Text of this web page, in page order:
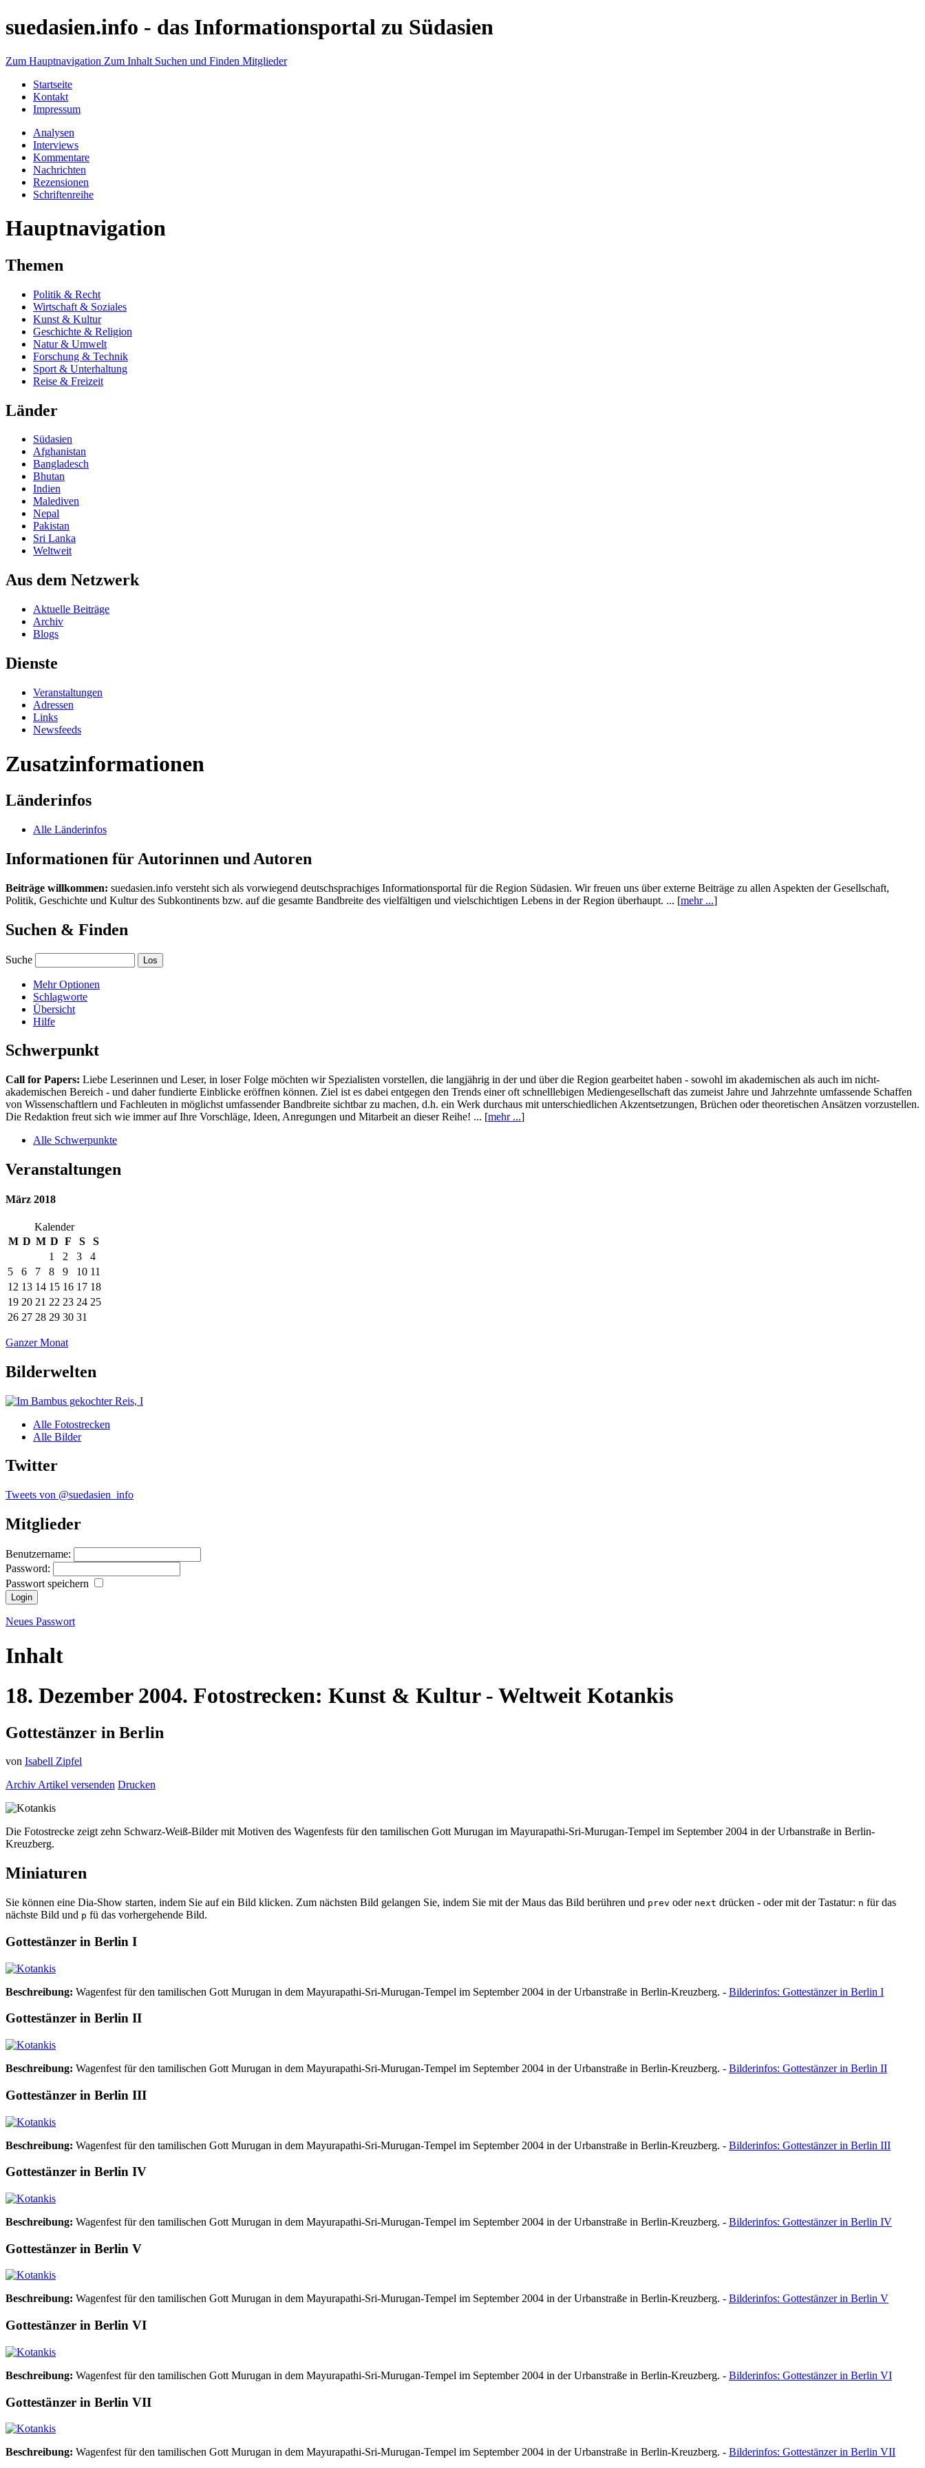
suedasien.info - das Informationsportal zu Südasien
Zum Hauptnavigation Zum Inhalt Suchen und Finden Mitglieder
Startseite
Kontakt
Impressum
Analysen
Interviews
Kommentare
Nachrichten
Rezensionen
Schriftenreihe
Hauptnavigation
Themen
Politik & Recht
Wirtschaft & Soziales
Kunst & Kultur
Geschichte & Religion
Natur & Umwelt
Forschung & Technik
Sport & Unterhaltung
Reise & Freizeit
Länder
Südasien
Afghanistan
Bangladesch
Bhutan
Indien
Malediven
Nepal
Pakistan
Sri Lanka
Weltweit
Aus dem Netzwerk
Aktuelle Beiträge
Archiv
Blogs
Dienste
Veranstaltungen
Adressen
Links
Newsfeeds
Zusatzinformationen
Länderinfos
Alle Länderinfos
Informationen für Autorinnen und Autoren
Beiträge willkommen: suedasien.info versteht sich als vorwiegend deutschsprachiges Informationsportal für die Region Südasien. Wir freuen uns über externe Beiträge zu allen Aspekten der Gesellschaft,
Politik, Geschichte und Kultur des Subkontinents bzw. auf die gesamte Bandbreite des vielfältigen und vielschichtigen Lebens in der Region überhaupt. ... [mehr ...]
Suchen & Finden
Suche
Mehr Optionen
Schlagworte
Übersicht
Hilfe
Schwerpunkt
Call for Papers: Liebe Leserinnen und Leser, in loser Folge möchten wir Spezialisten vorstellen, die langjährig in der und über die Region gearbeitet haben - sowohl im akademischen als auch im nicht-
akademischen Bereich - und daher fundierte Einblicke eröffnen können. Ziel ist es dabei entgegen den Trends einer oft schnelllebigen Mediengesellschaft das zumeist Jahre und Jahrzehnte umfassende Schaffen
von Wissenschaftlern und Fachleuten in möglichst umfassender Bandbreite sichtbar zu machen, d.h. ein Werk durchaus mit unterschiedlichen Akzentsetzungen, Brüchen oder theoretischen Ansätzen vorzustellen.
Die Redaktion freut sich wie immer auf Ihre Vorschläge, Ideen, Anregungen und Mitarbeit an dieser Reihe! ... [mehr ...]
Alle Schwerpunkte
Veranstaltungen
März 2018
Kalender
M D M D F S
S
1
2 3
4
5
6 7 8 9 10 11
12 13 14 15 16 17 18
19 20 21 22 23 24 25
26 27 28 29 30 31
Ganzer Monat
Bilderwelten
Alle Fotostrecken
Alle Bilder
Twitter
Tweets von @suedasien_info
Mitglieder
Benutzername:
Password:
Passwort speichern
Neues Passwort
Inhalt
18. Dezember 2004. Fotostrecken: Kunst & Kultur - Weltweit Kotankis
Gottestänzer in Berlin
von Isabell Zipfel
ArchivArtikel versenden Drucken
Die Fotostrecke zeigt zehn Schwarz-Weiß-Bilder mit Motiven des Wagenfests für den tamilischen Gott Murugan im Mayurapathi-Sri-Murugan-Tempel im September 2004 in der Urbanstraße in Berlin-
Kreuzberg.
Miniaturen
Sie können eine Dia-Show starten, indem Sie auf ein Bild klicken. Zum nächsten Bild gelangen Sie, indem Sie mit der Maus das Bild berühren und prev oder next drücken - oder mit der Tastatur: n für das
nächste Bild und p fü das vorhergehende Bild.
Gottestänzer in Berlin I
Beschreibung: Wagenfest für den tamilischen Gott Murugan in dem Mayurapathi-Sri-Murugan-Tempel im September 2004 in der Urbanstraße in Berlin-Kreuzberg. - Bilderinfos: Gottestänzer in Berlin I
Gottestänzer in Berlin II
Beschreibung: Wagenfest für den tamilischen Gott Murugan in dem Mayurapathi-Sri-Murugan-Tempel im September 2004 in der Urbanstraße in Berlin-Kreuzberg. - Bilderinfos: Gottestänzer in Berlin II
Gottestänzer in Berlin III
Beschreibung: Wagenfest für den tamilischen Gott Murugan in dem Mayurapathi-Sri-Murugan-Tempel im September 2004 in der Urbanstraße in Berlin-Kreuzberg. - Bilderinfos: Gottestänzer in Berlin III
Gottestänzer in Berlin IV
Beschreibung: Wagenfest für den tamilischen Gott Murugan in dem Mayurapathi-Sri-Murugan-Tempel im September 2004 in der Urbanstraße in Berlin-Kreuzberg. - Bilderinfos: Gottestänzer in Berlin IV
Gottestänzer in Berlin V
Beschreibung: Wagenfest für den tamilischen Gott Murugan in dem Mayurapathi-Sri-Murugan-Tempel im September 2004 in der Urbanstraße in Berlin-Kreuzberg. - Bilderinfos: Gottestänzer in Berlin V
Gottestänzer in Berlin VI
Beschreibung: Wagenfest für den tamilischen Gott Murugan in dem Mayurapathi-Sri-Murugan-Tempel im September 2004 in der Urbanstraße in Berlin-Kreuzberg. - Bilderinfos: Gottestänzer in Berlin VI
Gottestänzer in Berlin VII
Beschreibung: Wagenfest für den tamilischen Gott Murugan in dem Mayurapathi-Sri-Murugan-Tempel im September 2004 in der Urbanstraße in Berlin-Kreuzberg. - Bilderinfos: Gottestänzer in Berlin VII